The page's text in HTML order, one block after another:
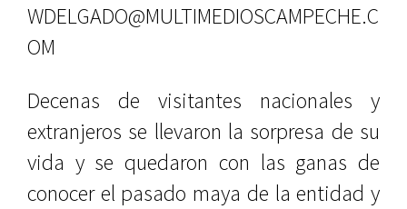
WDELGADO@MULTIMEDIOSCAMPECHE.C
OM
Decenas de visitantes nacionales y
extranjeros se llevaron la sorpresa de su
vida y se quedaron con las ganas de
conocer el pasado maya de la entidad y